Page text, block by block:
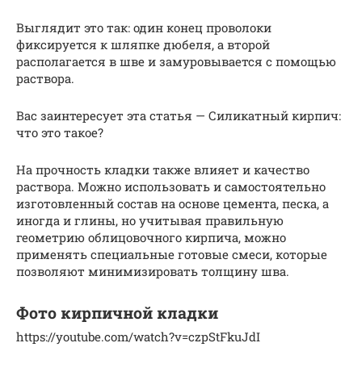
Выглядит это так: один конец проволоки
фиксируется к шляпке дюбеля, а второй
располагается в шве и замуровывается с помощью
раствора.
Вас заинтересует эта статья — Силикатный кирпич:
что это такое?
На прочность кладки также влияет и качество
раствора. Можно использовать и самостоятельно
изготовленный состав на основе цемента, песка, а
иногда и глины, но учитывая правильную
геометрию облицовочного кирпича, можно
применять специальные готовые смеси, которые
позволяют минимизировать толщину шва.
Фото кирпичной кладки
https://youtube.com/watch?v=czpStFkuJdI